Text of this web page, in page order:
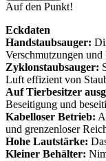
Auf den Punkt!
Eckdaten
Handstaubsauger:
Verschmutzungen
Zyklonstaubsauger:
Luft effizient von
Auf Tierbesitzer
Beseitigung und
Kabelloser Betrieb:
und grenzenloser
Hohe Lautstärke:
Kleiner Behälter: